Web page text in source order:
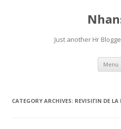
Just another Hr
Menu
CATEGORY ARCHIVES: REVISIГІN DE